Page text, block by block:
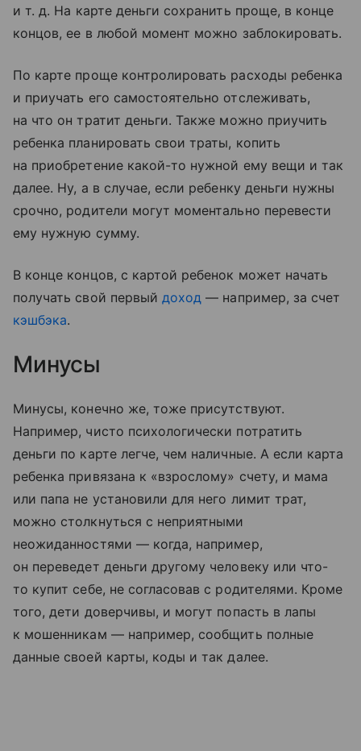
и т. д. На карте деньги сохранить проще, в конце
концов, ее в любой момент можно заблокировать.
По карте проще контролировать расходы ребенка
и приучать его самостоятельно отслеживать,
на что он тратит деньги. Также можно приучить
ребенка планировать свои траты, копить
на приобретение какой-то нужной ему вещи и так
далее. Ну, а в случае, если ребенку деньги нужны
срочно, родители могут моментально перевести
ему нужную сумму.
В конце концов, с картой ребенок может начать
получать свой первыйдоход — например, за счет
кэшбэка.
Минусы
Минусы, конечно же, тоже присутствуют.
Например, чисто психологически потратить
деньги по карте легче, чем наличные. А если карта
ребенка привязана к «взрослому» счету, и мама
или папа не установили для него лимит трат,
можно столкнуться с неприятными
неожиданностями — когда, например,
он переведет деньги другому человеку или что-
то купит себе, не согласовав с родителями. Кроме
того, дети доверчивы, и могут попасть в лапы
к мошенникам — например, сообщить полные
данные своей карты, коды и так далее.